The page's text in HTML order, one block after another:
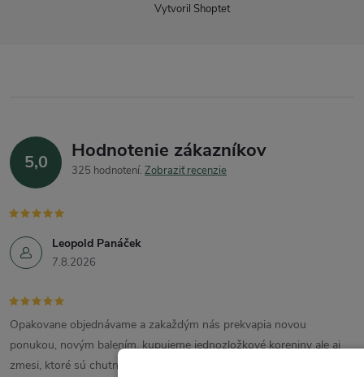
Vytvoril Shoptet
5,0 Hodnotenie zákazníkov
325 hodnotení Zobraziť recenzie
Leopold Panáček
7.8.2026
Opakovane objednávame a zakaždým nás prekvapia novou
ponukou, novým balením. kupujeme jednozložkové koreniny ale aj
zmesi, ktoré sú chutné, voňavé. Balenie je estetické aj praktické,